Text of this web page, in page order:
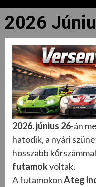
2026
2026. június 26-án
hatodik, a nyári
hosszabb
futamokvoltak.
A futamokonAteg